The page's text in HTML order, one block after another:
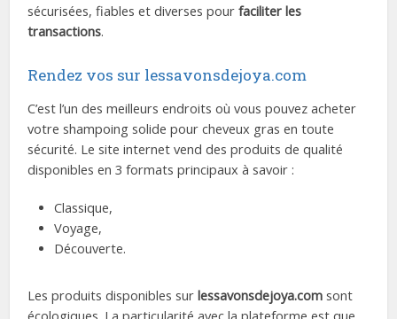
sécurisées, fiables et diverses pourfaciliter les
transactions.
Rendez vos sur lessavonsdejoya.com
C’est l’un des meilleurs endroits où vous pouvez acheter
votre shampoing solide pour cheveux gras en toute
sécurité. Le site internet vend des produits de qualité
disponibles en 3 formats principaux à savoir :
Classique,
Voyage,
Découverte.
Les produits disponibles surlessavonsdejoya.com sont
écologiques. La particularité avec la plateforme est que